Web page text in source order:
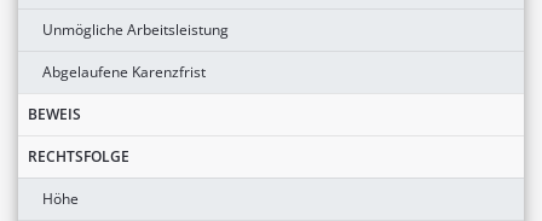
Unmögliche Arbeitsleistung
Abgelaufene Karenzfrist
BEWEIS
RECHTSFOLGE
Höhe